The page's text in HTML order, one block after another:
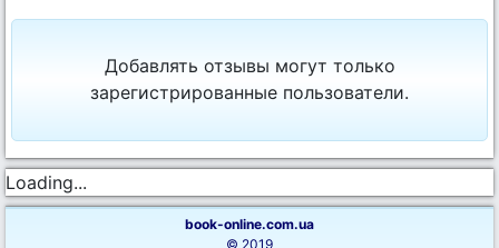
Добавлять отзывы могут только
зарегистрированные пользователи.
Loading...
book-online.com.ua
© 2019